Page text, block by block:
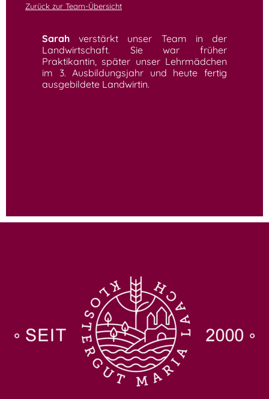
Zurück zur Team-Übersicht
Sarah verstärkt unser Team in der
Landwirtschaft. Sie war früher
Praktikantin, später unser Lehrmädchen
im 3. Ausbildungsjahr und heute fertig
ausgebildete Landwirtin.